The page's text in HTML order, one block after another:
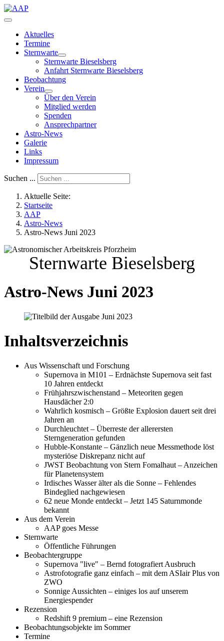
Aktuelles
Termine
Sternwarte
Sternwarte Bieselsberg
Anfahrt Sternwarte Bieselsberg
Beobachtung
Verein
Über den Verein
Mitglied werden
Spenden
Ansprechpartner
Astro-News
Galerie
Links
Impressum
Suchen ...
Aktuelle Seite:
Startseite
AAP
Astro-News
Astro-News Juni 2023
Sternwarte Bieselsberg
Astro-News Juni 2023
Inhaltsverzeichnis
Aus Wissenschaft und Forschung
Supernova in M101 – Erdnächste Supernova seit fast
10 Jahren entdeckt
Frühjahrszwischenstand – Meteoriten gegen
Hausdächer 2:0
Wahrlich kosmisch – Größte Explosion dauert seit drei
Jahren an
Durchleuchtet – Überreste der allerersten
Sterngeneration gefunden
Hubble-Konstante – Gänzlich neue Messmethode löst
mysteriöse Diskrepanz nicht auf
JWST Beobachtung von Stern Fomalhaut – Anzeichen
für Planetensystem
Irdisches Wasser älter als die Sonne – Fehlendes
Bindeglied nachgewiesen
62 neue Monde entdeckt – Jetzt 145 Saturnmonde
bekannt
Aus dem Verein
AAP goes Messe
Sternwarte
Öffentliche Führungen
Beobachtergruppe
Supernova "live" – Bernd fotografiert Ausbruch
Astrofotografie ganz einfach – mit dem ASIair Plus von
ZWO
Sonnige Aussichten – einiges los auf unserem
Energiespender
Rezension
Redshift 9 premium – eine Rezension
Beobachtungsobjekte im Sommer
Termine